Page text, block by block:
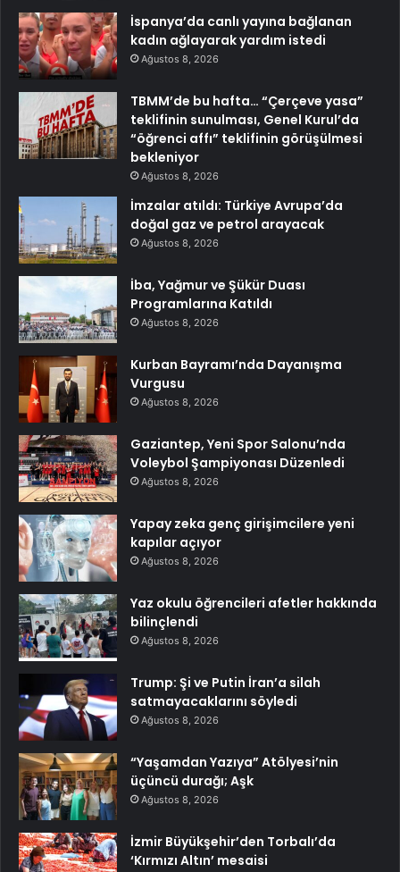
İspanya’da canlı yayına bağlanan
kadın ağlayarak yardım istedi
Ağustos 8, 2026
TBMM’de bu hafta… “Çerçeve yasa”
teklifinin sunulması, Genel Kurul’da
“öğrenci affı” teklifinin görüşülmesi
bekleniyor
Ağustos 8, 2026
İmzalar atıldı: Türkiye Avrupa’da
doğal gaz ve petrol arayacak
Ağustos 8, 2026
İba, Yağmur ve Şükür Duası
Programlarına Katıldı
Ağustos 8, 2026
Kurban Bayramı’nda Dayanışma
Vurgusu
Ağustos 8, 2026
Gaziantep, Yeni Spor Salonu’nda
Voleybol Şampiyonası Düzenledi
Ağustos 8, 2026
Yapay zeka genç girişimcilere yeni
kapılar açıyor
Ağustos 8, 2026
Yaz okulu öğrencileri afetler hakkında
bilinçlendi
Ağustos 8, 2026
Trump: Şi ve Putin İran’a silah
satmayacaklarını söyledi
Ağustos 8, 2026
“Yaşamdan Yazıya” Atölyesi’nin
üçüncü durağı; Aşk
Ağustos 8, 2026
İzmir Büyükşehir’den Torbalı’da
‘Kırmızı Altın’ mesaisi